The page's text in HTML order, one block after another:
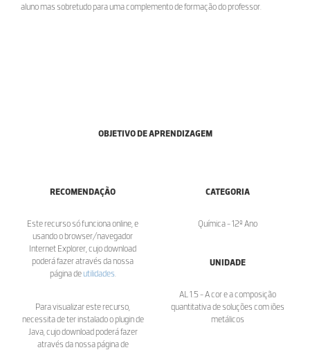
aluno mas sobretudo para uma complemento de formação do professor.
OBJETIVO DE APRENDIZAGEM
RECOMENDAÇÃO
Este recurso só funciona online, e
usando o browser/navegador
Internet Explorer, cujo download
poderá fazer através da nossa
página deutilidades
Para visualizar este recurso,
necessita de ter instalado o plugin de
Java, cujo download poderá fazer
através da nossa página de
CATEGORIA
Química - 12º Ano
UNIDADE
AL 1.5 - A cor e a composição
quantitativa de soluções com iões
metálicos